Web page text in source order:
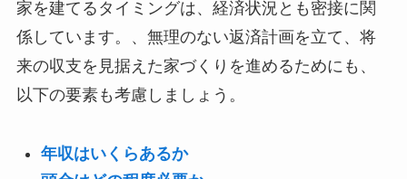
家を建てるタイミングは、経済状況とも密接に関
係しています。、無理のない返済計画を立て、将
来の収支を見据えた家づくりを進めるためにも、
以下の要素も考慮しましょう。
年収はいくらあるか